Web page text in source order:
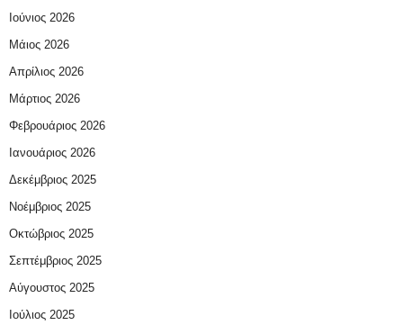
Ιούνιος 2026
Μάιος 2026
Απρίλιος 2026
Μάρτιος 2026
Φεβρουάριος 2026
Ιανουάριος 2026
Δεκέμβριος 2025
Νοέμβριος 2025
Οκτώβριος 2025
Σεπτέμβριος 2025
Αύγουστος 2025
Ιούλιος 2025